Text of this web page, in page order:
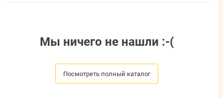
Мы ничего не нашли :-(
Посмотреть полный каталог